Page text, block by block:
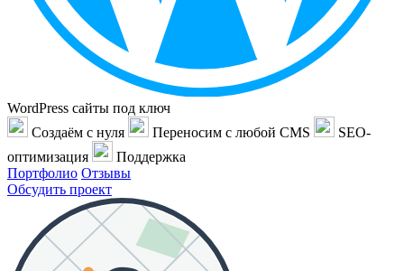
WordPress сайты под ключ
Создаём с нуля
Переносим с любой CMS
SEO-
оптимизация
Поддержка
Портфолио Отзывы
Обсудить проект